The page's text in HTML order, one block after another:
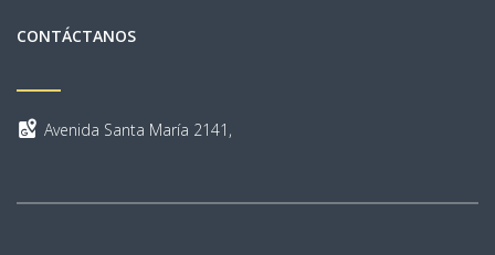
CONTÁCTANOS
Avenida Santa María 2141,